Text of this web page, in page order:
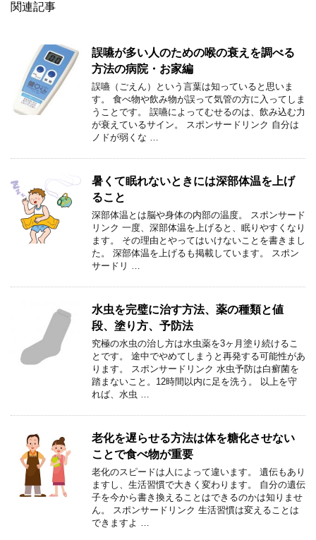
関連記事
誤嚥が多い人のための喉の衰えを調べる
方法の病院・お家編
誤嚥（ごえん）という言葉は知っていると思いま
す。 食べ物や飲み物が誤って気管の方に入ってしま
うことです。 誤嚥によってむせるのは、飲み込む力
が衰えているサイン。 スポンサードリンク 自分は
ノドが弱くな …
暑くて眠れないときには深部体温を上げ
ること
深部体温とは脳や身体の内部の温度。 スポンサード
リンク 一度、深部体温を上げると、眠りやすくなり
ます。 その理由とやってはいけないことを書きまし
た。 深部体温を上げるも掲載しています。 スポン
サードリ …
水虫を完璧に治す方法、薬の種類と値
段、塗り方、予防法
究極の水虫の治し方は水虫薬を3ヶ月塗り続けるこ
とです。 途中でやめてしまうと再発する可能性があ
ります。 スポンサードリンク 水虫予防は白癬菌を
踏まないこと。12時間以内に足を洗う。 以上を守
れば、水虫 …
老化を遅らせる方法は体を糖化させない
ことで食べ物が重要
老化のスピードは人によって違います。 遺伝もあり
ますし、生活習慣で大きく変わります。 自分の遺伝
子を今から書き換えることはできるのかは知りませ
ん。 スポンサードリンク 生活習慣は変えることは
できますよ …